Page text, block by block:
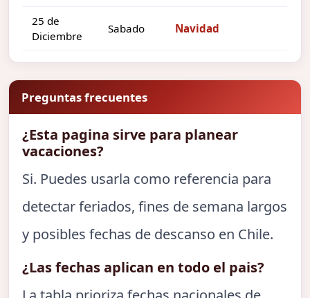
25 de
Diciembre
Sabado Navidad
Preguntas frecuentes
¿Esta pagina sirve para planear
vacaciones?
Si. Puedes usarla como referencia para
detectar feriados, fines de semana largos
y posibles fechas de descanso en Chile.
¿Las fechas aplican en todo el pais?